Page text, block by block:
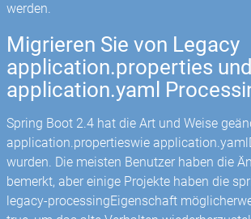
werden.
Migrieren Sie von Legacy
application.properties und
application.yaml
Spring Boot 2.4 hat die Art und Weise
application.propertieswie
wurden. Die meisten Benutzer haben die
bemerkt, aber einige Projekte haben die
legacy-processingEigenschaft